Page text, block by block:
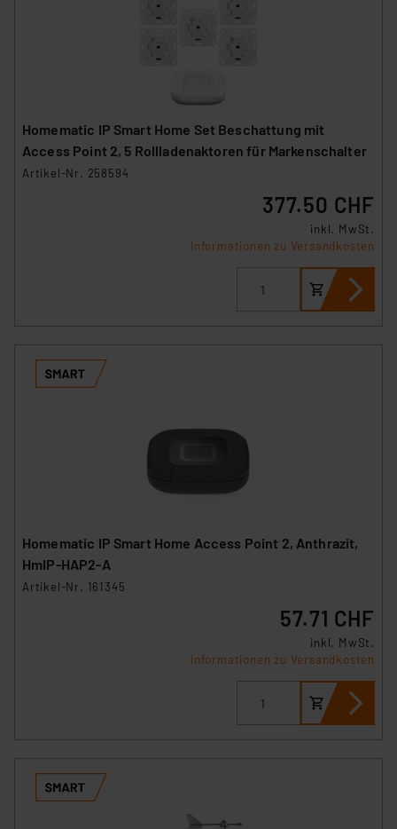
(1) lit. a DSGVO. Nähere Infos zu diesen Drittanbietern
und zu der jeweiligen Datenübermittlung erhalten Sie in
der Datenschutzerklärung. Für die USA besteht kein
besteht etwa das Risiko, dass US-Behörden
personenbezogene Daten in
Überwachungsprogrammen verarbeiten, ohne dass
hiergegen Klagemöglichkeiten für Europäer bestehen.
Unsere Kooperation mit diesen Dienstleistern stützt
sich auf die Standarddatenschutzklauseln der
Europäischen Kommission sowie einer eigenen
Beurteilung der mit der Datenübermittlung,
insbesondere der Art der übermittelten Daten,
Impressum|
Homematic IP Smart Home Set Beschattung mit
Access Point 2, 5 Rollladenaktoren für Markenschalter
Artikel-Nr. 258594
377.50 CHF
inkl. MwSt.
Informationen zu Versandkosten
Homematic IP Smart Home Access Point 2, Anthrazit,
HmIP-HAP2-A
Artikel-Nr. 161345
57.71 CHF
inkl. MwSt.
Informationen zu Versandkosten